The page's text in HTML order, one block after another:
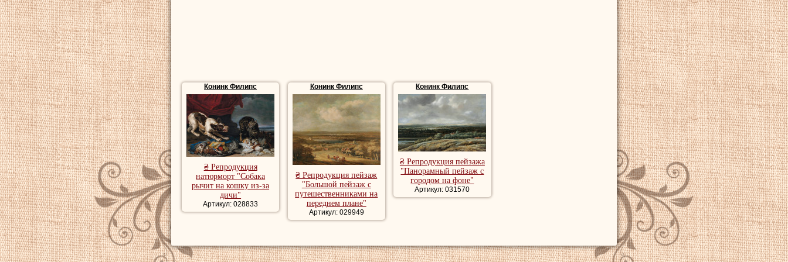
Конинк Филипс
₴ Репродукция
натюрморт "Собака
рычит на кошку из-за
дичи"
Артикул: 028833
Конинк Филипс
₴ Репродукция пейзаж
"Большой пейзаж с
путешественниками на
переднем плане"
Артикул: 029949
Конинк Филипс
₴ Репродукция пейзажа
"Панорамный пейзаж с
городом на фоне"
Артикул: 031570